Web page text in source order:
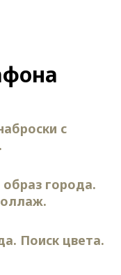
с
города.
Поиск цвета.